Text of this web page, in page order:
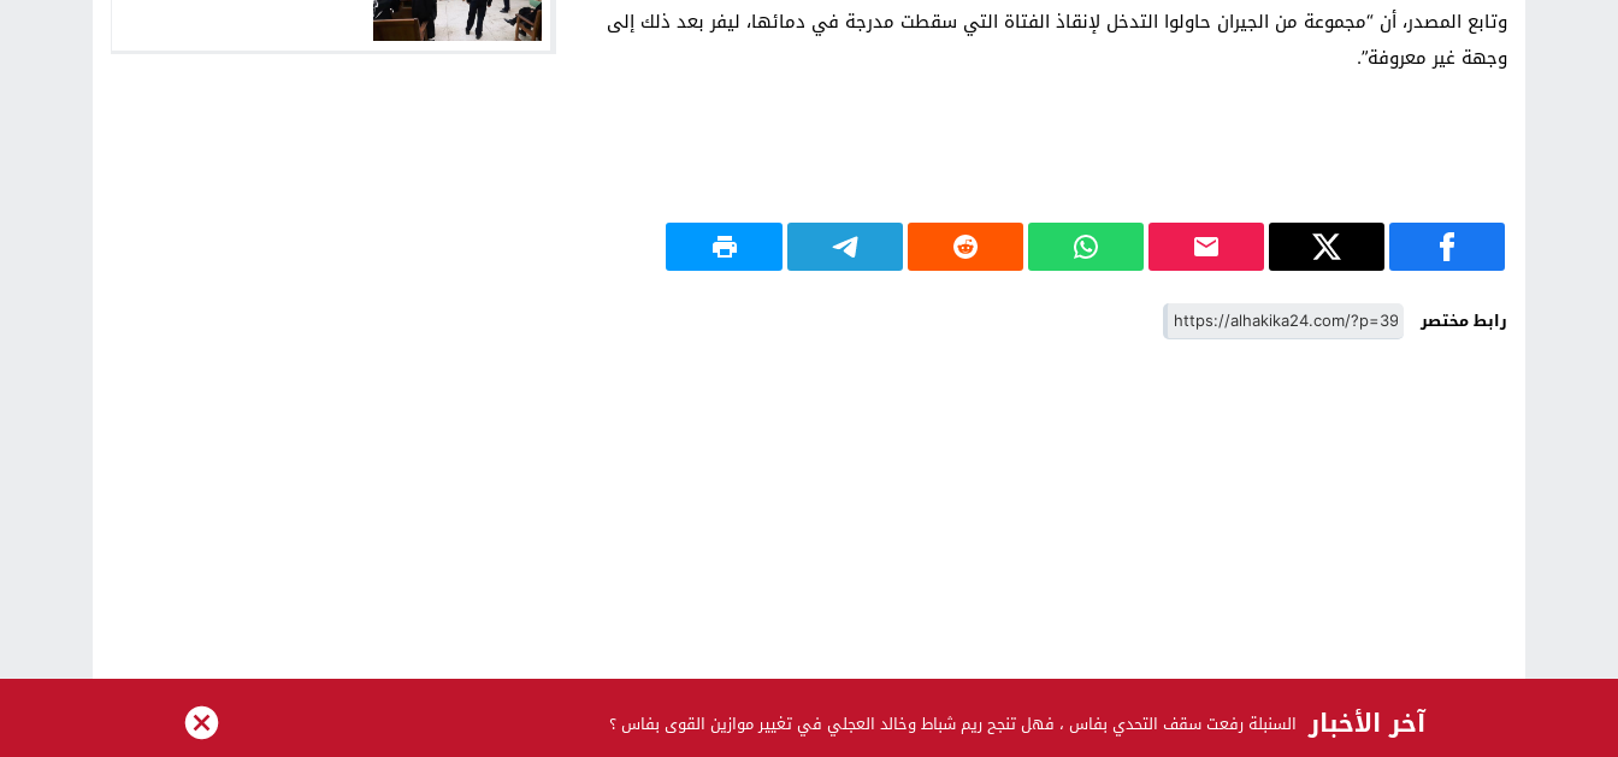
وتابع المصدر، أن “مجموعة من الجيران حاولوا التدخل لإنقاذ الفتاة التي سقطت مدرجة في دمائها، ليفر بعد ذلك إلى
وجهة غير معروفة”.
رابط مختصر
آخر الأخبار السنبلة رفعت سقف التحدي بفاس ، فهل تنجح ريم شباط وخالد العجلي في تغيير موازين القوى بفاس ؟